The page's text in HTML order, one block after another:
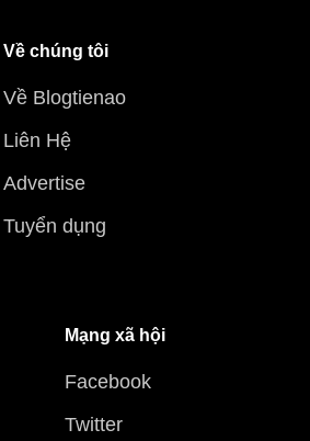
Về chúng tôi
Về Blogtienao
Liên Hệ
Advertise
Tuyển dụng
Mạng xã hội
Facebook
Twitter